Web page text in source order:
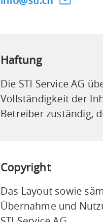
Haftung
Die STI Service AG
Vollständigkeit der
Betreiber zuständig,
Copyright
Das Layout sowie
Übernahme und